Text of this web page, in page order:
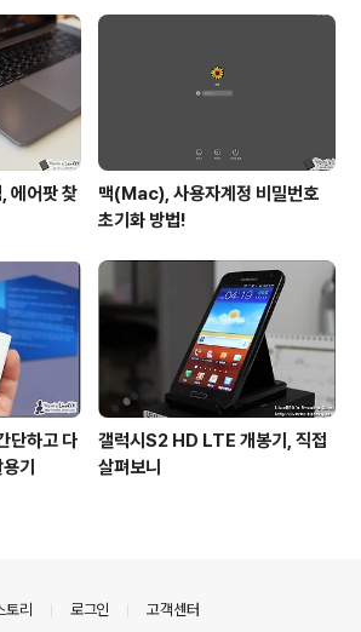
에어팟 찾
맥(Mac), 사용자계정 비밀번호
초기화 방법!
단하고 다
기
갤럭시S2 HD LTE 개봉기, 직접
살펴보니
토리 로그인 고객센터